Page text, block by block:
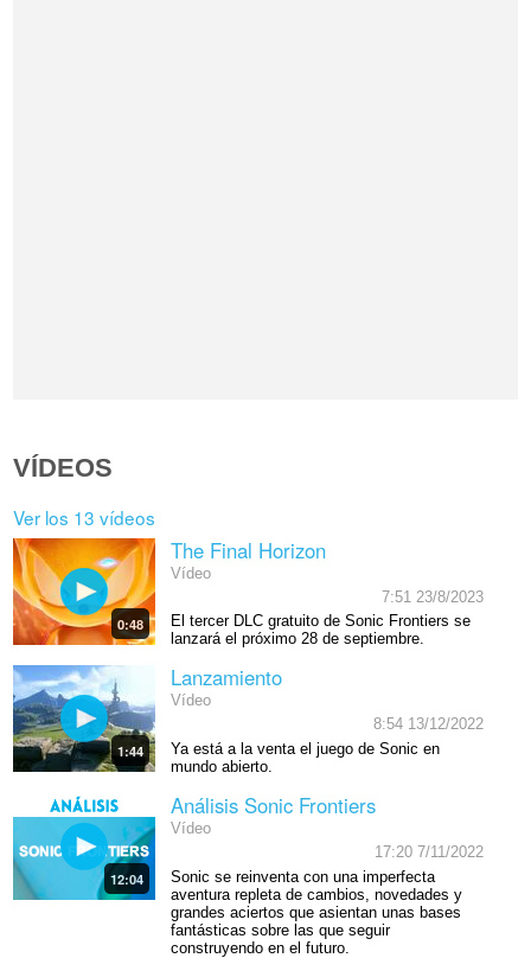
VÍDEOS
Ver los 13 vídeos
0:48
The Final Horizon
Vídeo
7:51 23/8/2023
El tercer DLC gratuito de Sonic Frontiers se
lanzará el próximo 28 de septiembre.
1:44
Lanzamiento
Vídeo
8:54 13/12/2022
Ya está a la venta el juego de Sonic en
mundo abierto.
12:04
Análisis Sonic Frontiers
Vídeo
17:20 7/11/2022
Sonic se reinventa con una imperfecta
aventura repleta de cambios, novedades y
grandes aciertos que asientan unas bases
fantásticas sobre las que seguir
construyendo en el futuro.